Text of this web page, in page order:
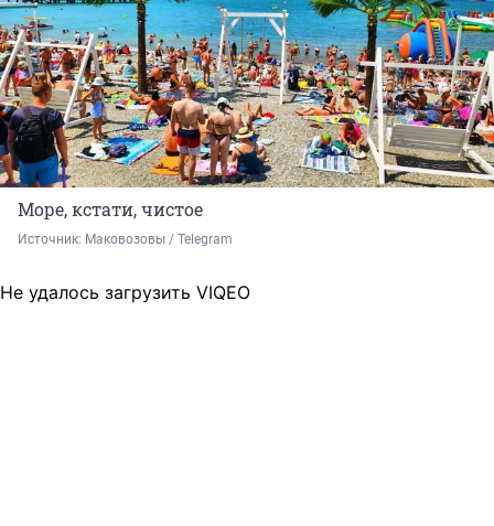
Море, кстати, чистое
Источник: Маковозовы / Telegram
Не удалось загрузить VIQEO